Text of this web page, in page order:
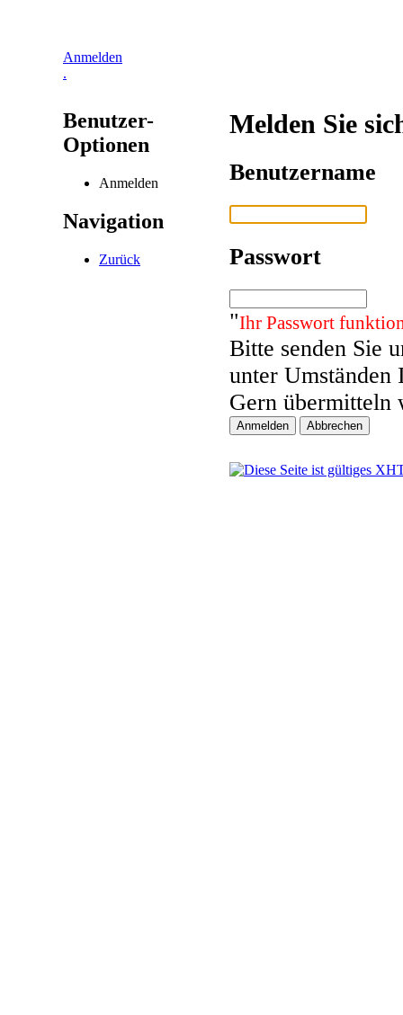
Anmelden
.
Benutzer-
Optionen
Anmelden
Navigation
Zurück
Melden Sie
Benutzername
Passwort
"Ihr Passwort
Bitte senden Sie
unter Umständen
Gern übermitteln